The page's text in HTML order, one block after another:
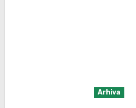
Arhiva